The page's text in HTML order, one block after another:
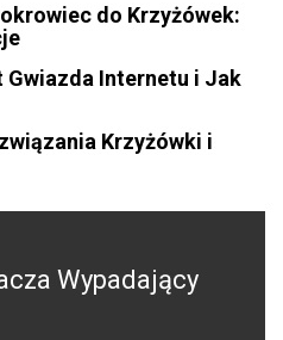
do Krzyżówek:
Gwiazda Internetu i Jak
Krzyżówki i
Wypadający